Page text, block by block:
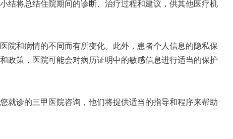
结将总结住院期间的诊断、治疗过程和建议，供其他医疗机
院和病情的不同而有所变化。此外，患者个人信息的隐私保
政策，医院可能会对病历证明中的敏感信息进行适当的保护
就诊的三甲医院咨询，他们将提供适当的指导和程序来帮助